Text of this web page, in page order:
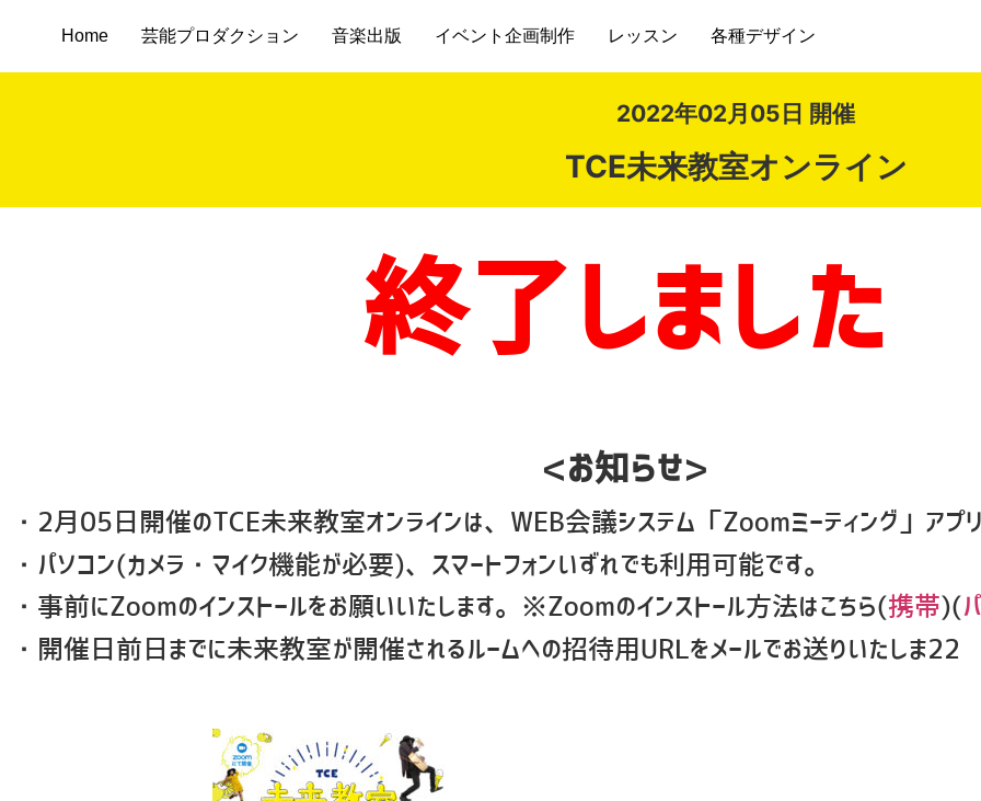
Home 芸能プロダクション 音楽出版 イベント企画制作 レッスン 各種デザイン
2022年02月05日 開催
TCE未来教室オンライン
終了しました
<お知らせ>
・2月05日開催のTCE未来教室オンラインは、WEB会議システム「Zoomミーティング」アプリ
・パソコン(カメラ・マイク機能が必要)、スマートフォンいずれでも利用可能です。
・事前にZoomのインストールをお願いいたします。※Zoomのインストール方法はこちら(携帯)(
・開催日前日までに未来教室が開催されるルームへの招待用URLをメールでお送りいたしま22